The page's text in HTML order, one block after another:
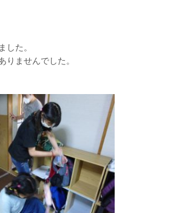
した。
ませんでした。